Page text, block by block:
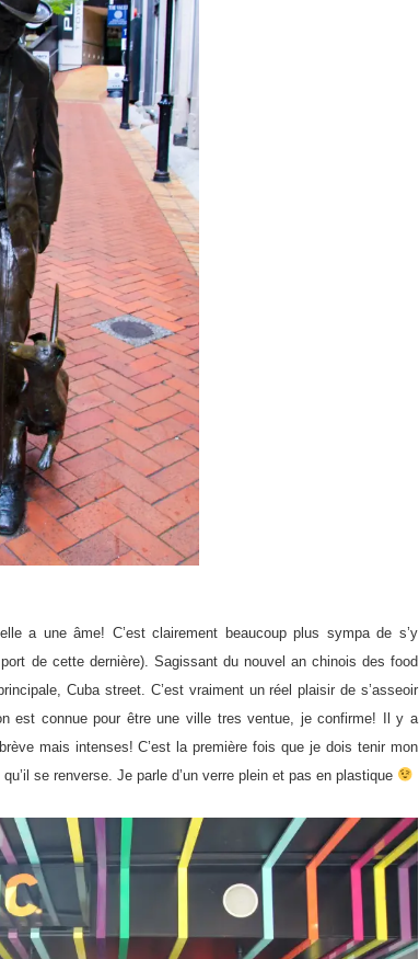
a une âme! C’est clairement beaucoup plus sympa de s’y
de cette dernière). Sagissant du nouvel an chinois des food
Cuba street. C’est vraiment un réel plaisir de s’asseoir
est connue pour être une ville tres ventue, je confirme! Il y a
mais intenses! C’est la première fois que je dois tenir mon
se renverse. Je parle d’un verre plein et pas en plastique